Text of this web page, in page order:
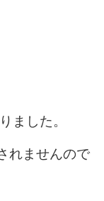
ました。
れませんので